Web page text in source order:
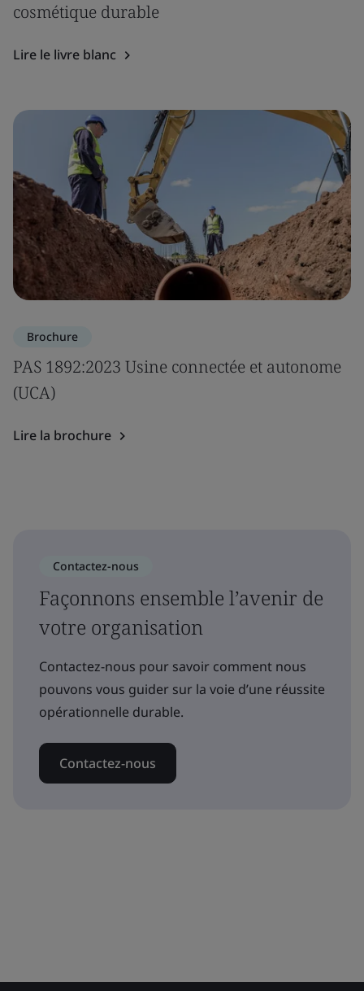
cosmétique durable
Lire le livre blanc
Brochure
PAS 1892:2023 Usine connectée et autonome
(UCA)
Lire la brochure
Contactez-nous
Façonnons ensemble l’avenir de
votre organisation
Contactez-nous pour savoir comment nous
pouvons vous guider sur la voie d’une réussite
opérationnelle durable.
Contactez-nous